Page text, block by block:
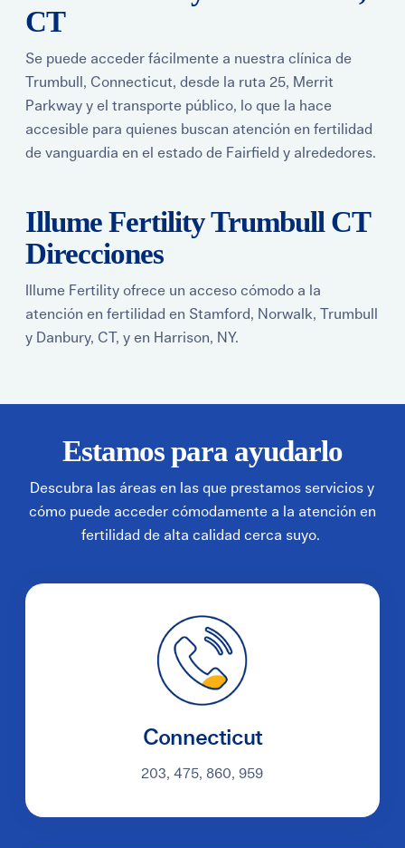
CT
Se puede acceder fácilmente a nuestra clínica de
Trumbull, Connecticut, desde la ruta 25, Merrit
Parkway y el transporte público, lo que la hace
accesible para quienes buscan atención en fertilidad
de vanguardia en el estado de Fairfield y alrededores.
Illume Fertility Trumbull CT
Direcciones
Illume Fertility ofrece un acceso cómodo a la
atención en fertilidad en Stamford, Norwalk, Trumbull
y Danbury, CT, y en Harrison, NY.
Estamos para ayudarlo
Descubra las áreas en las que prestamos servicios y
cómo puede acceder cómodamente a la atención en
fertilidad de alta calidad cerca suyo.
Connecticut
203, 475, 860, 959